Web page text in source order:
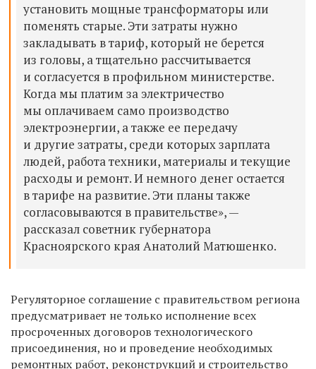
установить мощные трансформаторы или
поменять старые. Эти затраты нужно
закладывать в тариф, который не берется
из головы, а тщательно рассчитывается
и согласуется в профильном министерстве.
Когда мы платим за электричество
мы оплачиваем само производство
электроэнергии, а также ее передачу
и другие затраты, среди которых зарплата
людей, работа техники, материалы и текущие
расходы и ремонт. И немного денег остается
в тарифе на развитие. Эти планы также
согласовываются в правительстве», —
рассказал советник губернатора
Красноярского края Анатолий Матюшенко.
Регуляторное соглашение с правительством региона
предусматривает не только исполнение всех
просроченных договоров технологического
присоединения, но и проведение необходимых
ремонтных работ, реконструкций и строительство